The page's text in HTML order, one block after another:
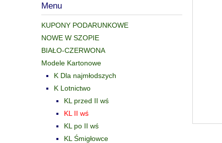
Menu
KUPONY PODARUNKOWE
NOWE W SZOPIE
BIAŁO-CZERWONA
Modele Kartonowe
K Dla najmłodszych
K Lotnictwo
KL przed II wś
KL II wś
KL po II wś
KL Śmigłowce